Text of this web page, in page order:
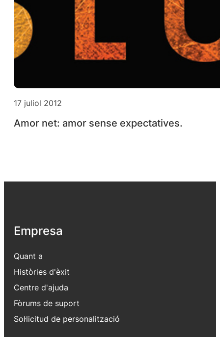
17 juliol 2012
Amor net: amor sense expectatives.
Empresa
Quant a
Històries d'èxit
Centre d'ajuda
Fòrums de suport
Sol·licitud de personalització